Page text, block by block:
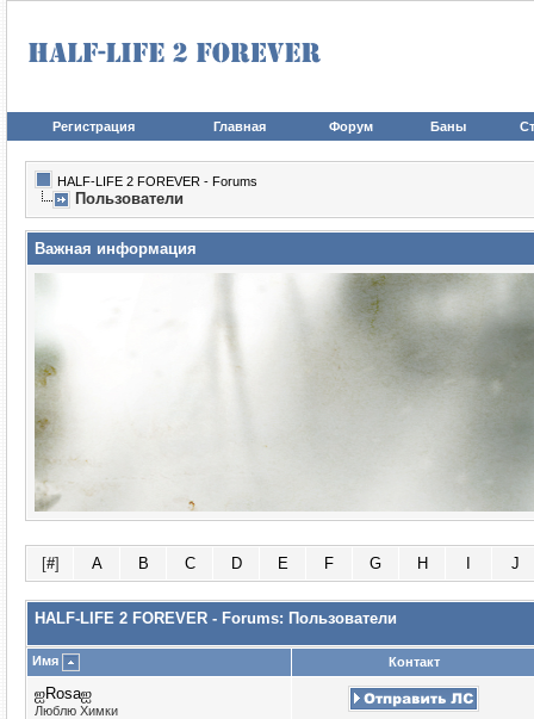
Регистрация Главная Форум Баны
HALF-LIFE 2 FOREVER - Forums
Пользователи
Важная информация
[#] A B C D E F G H J
HALF-LIFE 2 FOREVER - Forums: Пользователи
Имя Контакт
ஐRosaஐ
Люблю Химки